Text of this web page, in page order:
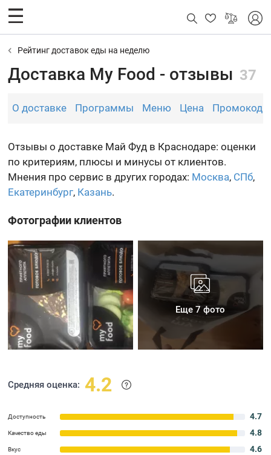
Рейтинг доставок еды на неделю
Доставка My Food - отзывы 37
О доставке Программы Меню Цена Промокоды
Отзывы о доставке Май Фуд в Краснодаре: оценки
по критериям, плюсы и минусы от клиентов.
Мнения про сервис в других городах: Москва, СПб,
Екатеринбург, Казань.
Фотографии клиентов
Еще 7 фото
Средняя оценка: 4.2
Доступность 4.7
Качество еды 4.8
Вкус 4.6